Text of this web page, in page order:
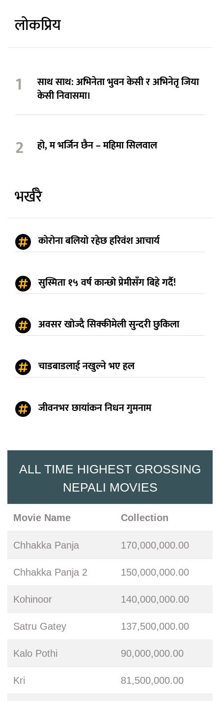
लोकप्रिय
साथ साथ: अभिनेता भुवन केसी र अभिनेतृ जिया
केसी निवासमा।
हो, म भर्जिन छैन – महिमा सिलवाल
भर्खरै
कोरोना बलियो रहेछ हरिवंश आचार्य
सुस्मिता १५ वर्ष कान्छो प्रेमीसँग बिहे गर्दै!
अवसर खोज्दै सिक्कीमेली सुन्दरी छुकिला
चाडबाडलाई नखुल्ने भए हल
जीवनभर छायांकन निधन गुमनाम
ALL TIME HIGHEST GROSSING
NEPALI MOVIES
Movie Name Collection
Chhakka Panja 170,000,000.00
Chhakka Panja 2 150,000,000.00
Kohinoor 140,000,000.00
Satru Gatey 137,500,000.00
Kalo Pothi 90,000,000.00
Kri 81,500,000.00